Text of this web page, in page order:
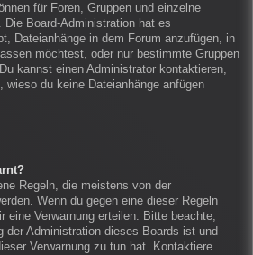
für Foren, Gruppen und einzelne
Die Board-Administration hat es
Dateianhänge in dem Forum anzufügen, in
möchtest, oder nur bestimmte Gruppen
kannst einen Administrator kontaktieren,
du keine Dateianhänge anfügen
Regeln, die meistens von der
Wenn du gegen eine dieser Regeln
Verwarnung erteilen. Bitte beachte,
der Administration dieses Boards ist und
Verwarnung zu tun hat. Kontaktiere